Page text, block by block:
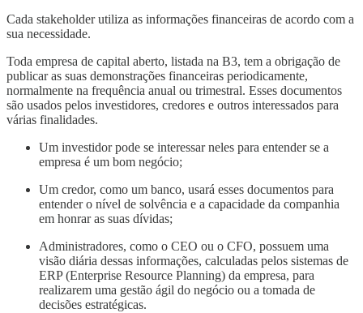
Cada stakeholder utiliza as informações financeiras de acordo com a
sua necessidade.
Toda empresa de capital aberto, listada na B3, tem a obrigação de
publicar as suas demonstrações financeiras periodicamente,
normalmente na frequência anual ou trimestral. Esses documentos
são usados pelos investidores, credores e outros interessados para
várias finalidades.
Um investidor pode se interessar neles para entender se a
empresa é um bom negócio;
Um credor, como um banco, usará esses documentos para
entender o nível de solvência e a capacidade da companhia
em honrar as suas dívidas;
Administradores, como o CEO ou o CFO, possuem uma
visão diária dessas informações, calculadas pelos sistemas de
ERP (Enterprise Resource Planning) da empresa, para
realizarem uma gestão ágil do negócio ou a tomada de
decisões estratégicas.